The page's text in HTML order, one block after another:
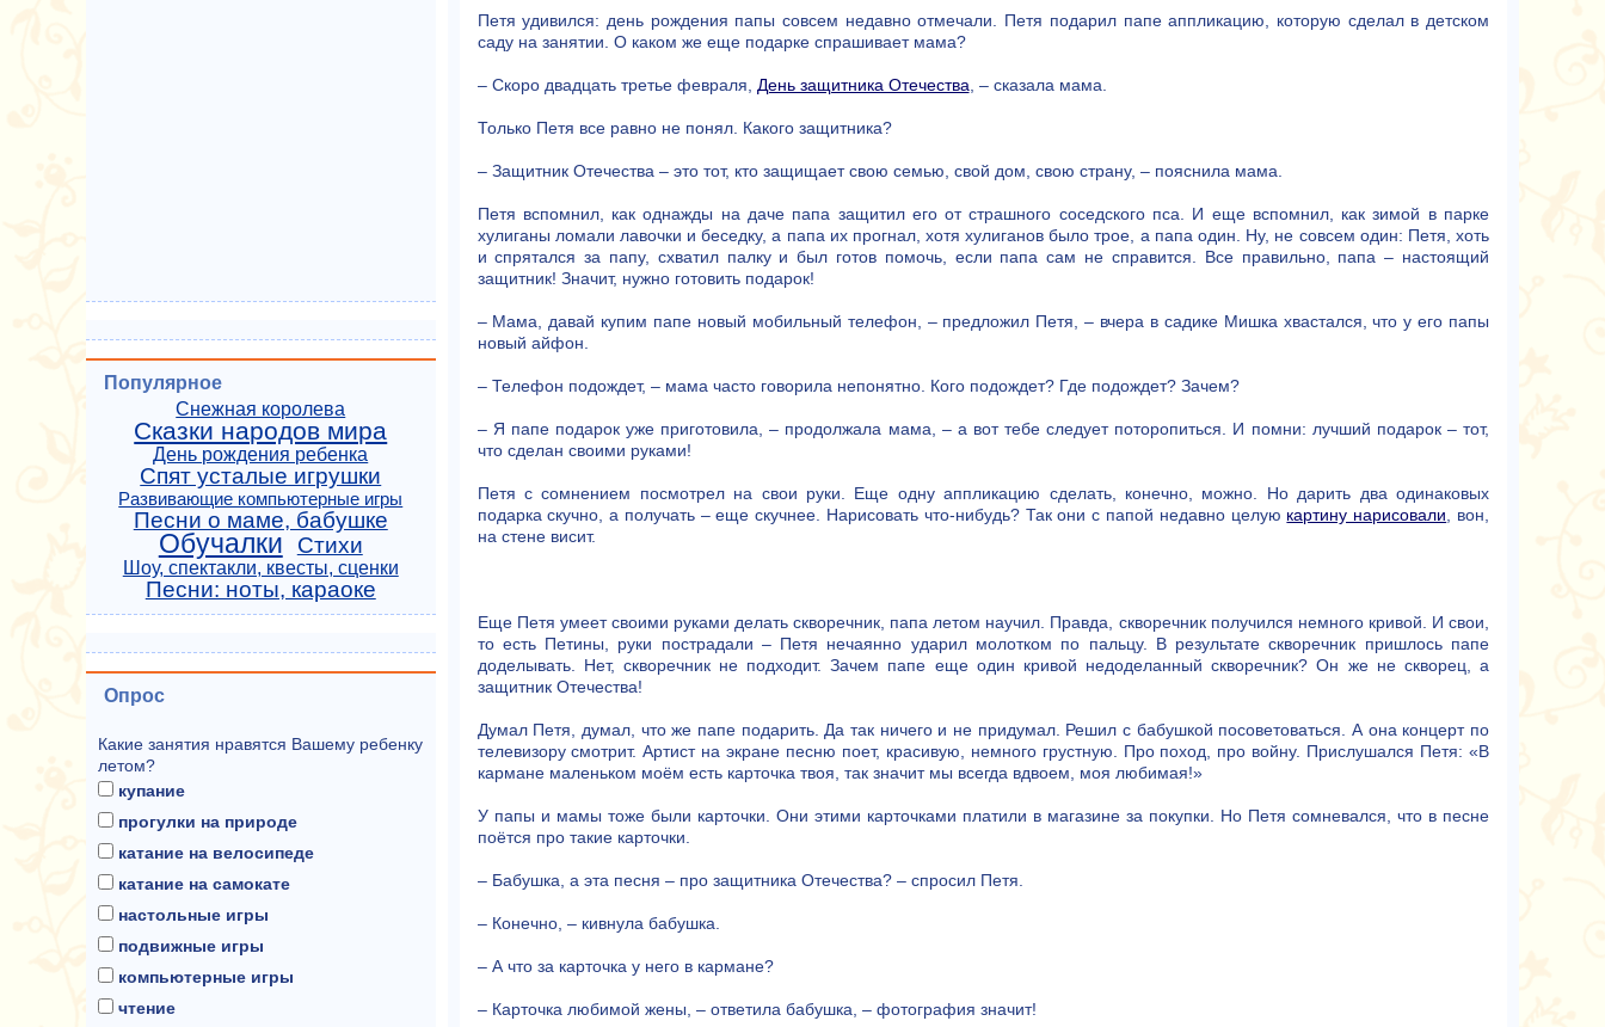
Петя удивился: день рождения папы совсем недавно отмечали. Петя подарил папе аппликацию, которую сделал в детском
саду на занятии. О каком же еще подарке спрашивает мама?
– Скоро двадцать третье февраля, День защитника Отечества , – сказала мама.
Только Петя все равно не понял. Какого защитника?
– Защитник Отечества – это тот, кто защищает свою семью, свой дом, свою страну, – пояснила мама.
Петя вспомнил, как однажды на даче папа защитил его от страшного соседского пса. И еще вспомнил, как зимой в парке
хулиганы ломали лавочки и беседку, а папа их прогнал, хотя хулиганов было трое, а папа один. Ну, не совсем один: Петя, хоть
и спрятался за папу, схватил палку и был готов помочь, если папа сам не справится. Все правильно, папа – настоящий
защитник! Значит, нужно готовить подарок!
– Мама, давай купим папе новый мобильный телефон, – предложил Петя, – вчера в садике Мишка хвастался, что у его папы
новый айфон.
– Телефон подождет, – мама часто говорила непонятно. Кого подождет? Где подождет? Зачем?
– Я папе подарок уже приготовила, – продолжала мама, – а вот тебе следует поторопиться. И помни: лучший подарок – тот,
что сделан своими руками!
Петя с сомнением посмотрел на свои руки. Еще одну аппликацию сделать, конечно, можно. Но дарить два одинаковых
подарка скучно, а получать – еще скучнее. Нарисовать что-нибудь? Так они с папой недавно целую картину нарисовали , вон,
на стене висит.
Еще Петя умеет своими руками делать скворечник, папа летом научил. Правда, скворечник получился немного кривой. И свои,
то есть Петины, руки пострадали – Петя нечаянно ударил молотком по пальцу. В результате скворечник пришлось папе
доделывать. Нет, скворечник не подходит. Зачем папе еще один кривой недоделанный скворечник? Он же не скворец, а
защитник Отечества!
Думал Петя, думал, что же папе подарить. Да так ничего и не придумал. Решил с бабушкой посоветоваться. А она концерт по
телевизору смотрит. Артист на экране песню поет, красивую, немного грустную. Про поход, про войну. Прислушался Петя: «В
кармане маленьком моём есть карточка твоя, так значит мы всегда вдвоем, моя любимая!»
У папы и мамы тоже были карточки. Они этими карточками платили в магазине за покупки. Но Петя сомневался, что в песне
поётся про такие карточки.
– Бабушка, а эта песня – про защитника Отечества? – спросил Петя.
– Конечно, – кивнула бабушка.
– А что за карточка у него в кармане?
– Карточка любимой жены, – ответила бабушка, – фотография значит!
Популярное
Снежная королева
Сказки народов мира
День рождения ребенка
Спят усталые игрушки
Развивающие компьютерные игры
Песни о маме, бабушке
Обучалки Стихи
Шоу, спектакли, квесты, сценки
Песни: ноты, караоке
Опрос
Какие занятия нравятся Вашему ребенку
летом?
купание
прогулки на природе
катание на велосипеде
катание на самокате
настольные игры
подвижные игры
компьютерные игры
чтение